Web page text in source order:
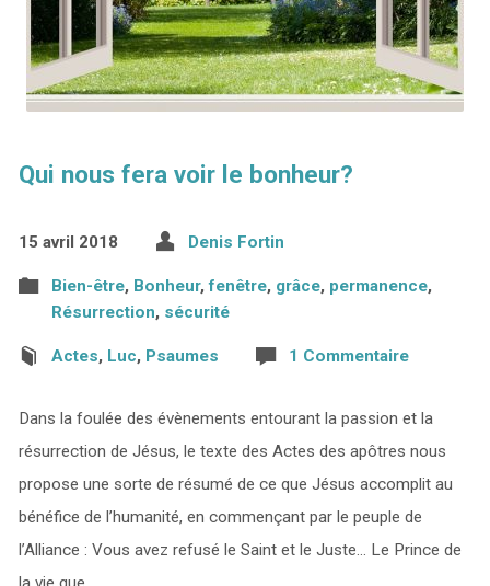
Qui nous fera voir le bonheur?
15 avril 2018 Denis Fortin
Bien-être, Bonheur,fenêtre, grâce, permanence,
Résurrection, sécurité
Actes, Luc, Psaumes 1 Commentaire
Dans la foulée des évènements entourant la passion et la
résurrection de Jésus, le texte des Actes des apôtres nous
propose une sorte de résumé de ce que Jésus accomplit au
bénéfice de l’humanité, en commençant par le peuple de
l’Alliance : Vous avez refusé le Saint et le Juste… Le Prince de